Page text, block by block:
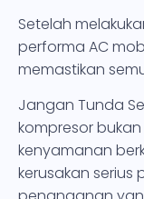
Setelah
performa AC
memastikan
Jangan Tunda
kompresor
kenyamanan
kerusakan serius